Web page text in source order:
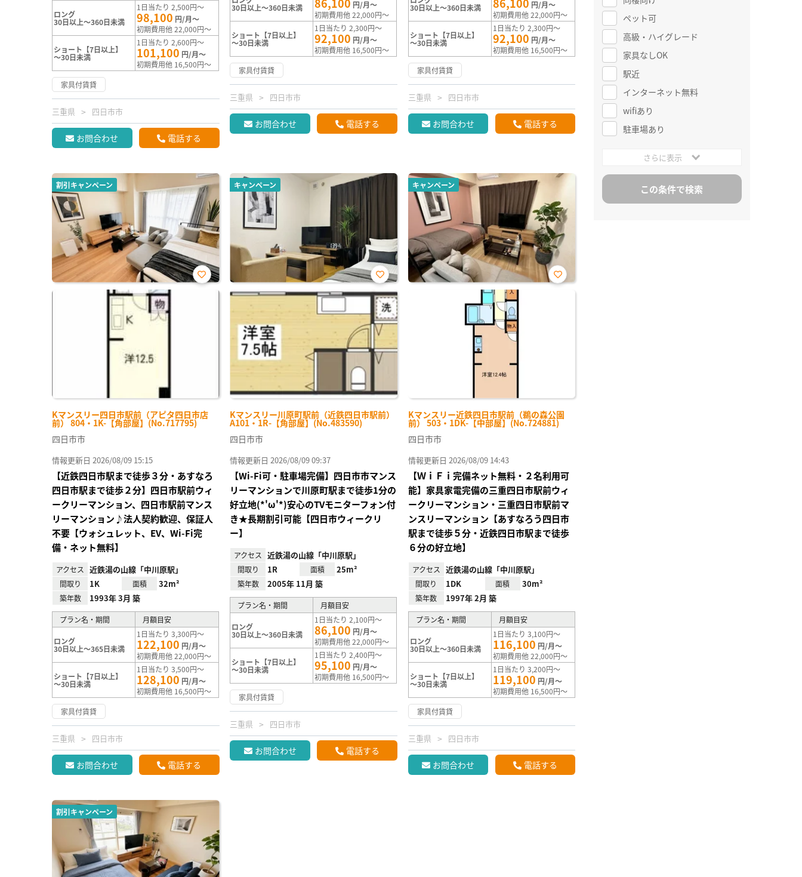
ロング
30日以上～360日未満
1日当たり 2,500円～
98,100 円/月～
初期費用他 22,000円～
ショート【7日以上】
～30日未満
1日当たり 2,600円～
101,100 円/月～
初期費用他 16,500円～
家具付賃貸
三重県 四日市市
お問合わせ 電話する
30日以上～360日未満
円/月～
初期費用他 22,000円～
ショート【7日以上】
～30日未満
1日当たり 2,300円～
92,100 円/月～
初期費用他 16,500円～
家具付賃貸
三重県 四日市市
お問合わせ 電話する
30日以上～360日未満
円/月～
初期費用他 22,000円～
ショート【7日以上】
～30日未満
1日当たり 2,300円～
92,100 円/月～
初期費用他 16,500円～
家具付賃貸
三重県 四日市市
お問合わせ 電話する
割引キャンペーン
Kマンスリー四日市駅前（アピタ四日市店
前） 804・1K-【角部屋】(No.717795)
お気
四日市市
情報更新日 2026/08/09 15:15
【近鉄四日市駅まで徒歩３分・あすなろ
四日市駅まで徒歩２分】四日市駅前ウィ
ークリーマンション、四日市駅前マンス
リーマンション♪法人契約歓迎、保証人
不要【ウォシュレット、EV、Wi-Fi完
備・ネット無料】
アクセス 近鉄湯の山線「中川原駅」
間取り 1K 面積 32m²
築年数 1993年 3月 築
プラン名・期間 月額目安
ロング
30日以上～365日未満
1日当たり 3,300円～
122,100 円/月～
初期費用他 22,000円～
ショート【7日以上】
～30日未満
1日当たり 3,500円～
128,100 円/月～
初期費用他 16,500円～
家具付賃貸
三重県 四日市市
お問合わせ 電話する
キャンペーン
Kマンスリー川原町駅前（近鉄四日市駅前）
A101・1R-【角部屋】(No.483590)
お気
に入
り登
録
四日市市
情報更新日 2026/08/09 09:37
【Wi-Fi可・駐車場完備】四日市市マンス
リーマンションで川原町駅まで徒歩1分の
好立地(*'ω'*)安心のTVモニターフォン付
き★長期割引可能【四日市ウィークリ
ー】
アクセス 近鉄湯の山線「中川原駅」
間取り 1R 面積 25m²
築年数 2005年 11月 築
プラン名・期間 月額目安
ロング
30日以上～360日未満
1日当たり 2,100円～
86,100 円/月～
初期費用他 22,000円～
ショート【7日以上】
～30日未満
1日当たり 2,400円～
95,100 円/月～
初期費用他 16,500円～
家具付賃貸
三重県 四日市市
お問合わせ 電話する
キャンペーン
Kマンスリー近鉄四日市駅前（鵜の森公園
前） 503・1DK-【中部屋】(No.724881)
お気
四日市市
情報更新日 2026/08/09 14:43
【ＷｉＦｉ完備ネット無料・２名利用可
能】家具家電完備の三重四日市駅前ウィ
ークリーマンション・三重四日市駅前マ
ンスリーマンション【あすなろう四日市
駅まで徒歩５分・近鉄四日市駅まで徒歩
６分の好立地】
アクセス 近鉄湯の山線「中川原駅」
間取り 1DK 面積 30m²
築年数 1997年 2月 築
プラン名・期間 月額目安
ロング
30日以上～360日未満
1日当たり 3,100円～
116,100 円/月～
初期費用他 22,000円～
ショート【7日以上】
～30日未満
1日当たり 3,200円～
119,100 円/月～
初期費用他 16,500円～
家具付賃貸
三重県 四日市市
お問合わせ 電話する
割引キャンペーン
ペット可
高級・ハイグレード
家具なしOK
駅近
インターネット無料
wifiあり
駐車場あり
さらに表示